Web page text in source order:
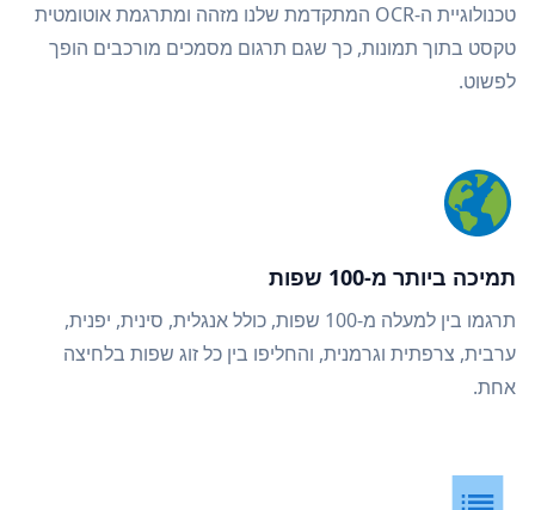
טכנולוגיית ה-OCR המתקדמת שלנו מזהה ומתרגמת אוטומטית
טקסט בתוך תמונות, כך שגם תרגום מסמכים מורכבים הופך
לפשוט.
תמיכה ביותר מ-100 שפות
תרגמו בין למעלה מ-100 שפות, כולל אנגלית, סינית, יפנית,
ערבית, צרפתית וגרמנית, והחליפו בין כל זוג שפות בלחיצה
אחת.